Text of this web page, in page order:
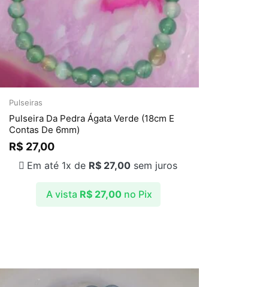
Pulseiras
Pulseira Da Pedra Ágata Verde (18cm E
Contas De 6mm)
R$ 27,00
A vista R$ 27,00 no Pix
Em até 1x de R$ 27,00 sem juros